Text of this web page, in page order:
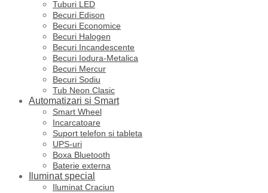
Tuburi LED
Becuri Edison
Becuri Economice
Becuri Halogen
Becuri Incandescente
Becuri Iodura-Metalica
Becuri Mercur
Becuri Sodiu
Tub Neon Clasic
Automatizari si Smart
Smart Wheel
Incarcatoare
Suport telefon si tableta
UPS-uri
Boxa Bluetooth
Baterie externa
Iluminat special
Iluminat Craciun